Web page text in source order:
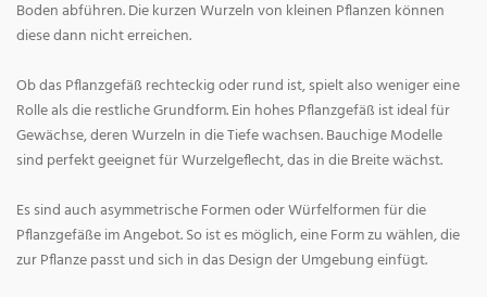
Boden abführen. Die kurzen Wurzeln von kleinen Pflanzen können
diese dann nicht erreichen.
Ob das Pflanzgefäß rechteckig oder rund ist, spielt also weniger eine
Rolle als die restliche Grundform. Ein hohes Pflanzgefäß ist ideal für
Gewächse, deren Wurzeln in die Tiefe wachsen. Bauchige Modelle
sind perfekt geeignet für Wurzelgeflecht, das in die Breite wächst.
Es sind auch asymmetrische Formen oder Würfelformen für die
Pflanzgefäße im Angebot. So ist es möglich, eine Form zu wählen, die
zur Pflanze passt und sich in das Design der Umgebung einfügt.